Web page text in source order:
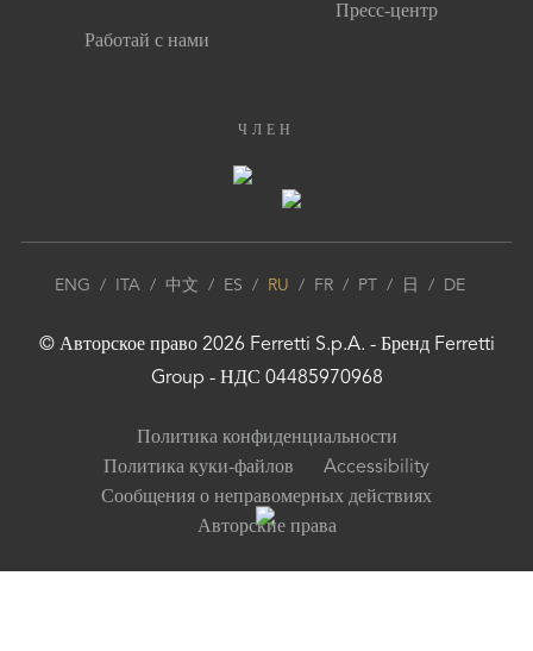
Работай с нами
Пресс-центр
ЧЛЕН
ENG / ITA / 中文 / ES / RU / FR/ PT/ 日 / DE
© Авторское право 2026 Ferretti S.p.A. - Бренд Ferretti
Group - НДС 04485970968
Политика конфиденциальности
Политика куки-файлов
Accessibility
Сообщения о неправомерных действиях
Авторские права